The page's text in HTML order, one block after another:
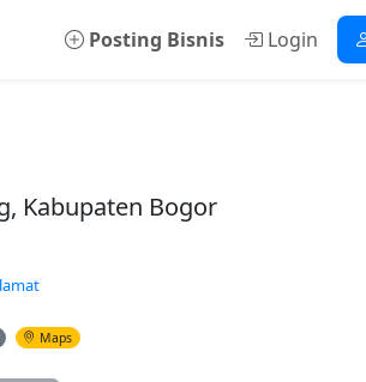
Posting Bisnis Login
Kabupaten Bogor
Maps